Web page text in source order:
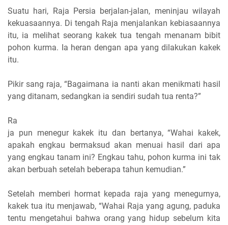
Suatu hari, Raja Persia berjalan-jalan, meninjau wilayah
kekuasaannya. Di tengah Raja menjalankan kebiasaannya
itu, ia melihat seorang kakek tua tengah menanam bibit
pohon kurma. Ia heran dengan apa yang dilakukan kakek
itu.
Pikir sang raja, “Bagaimana ia nanti akan menikmati hasil
yang ditanam, sedangkan ia sendiri sudah tua renta?”
Ra
ja pun menegur kakek itu dan bertanya, “Wahai kakek,
apakah engkau bermaksud akan menuai hasil dari apa
yang engkau tanam ini? Engkau tahu, pohon kurma ini tak
akan berbuah setelah beberapa tahun kemudian.”
Setelah memberi hormat kepada raja yang menegurnya,
kakek tua itu menjawab, “Wahai Raja yang agung, paduka
tentu mengetahui bahwa orang yang hidup sebelum kita